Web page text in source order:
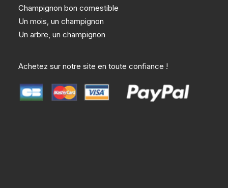
Champignon bon comestible
Un mois, un champignon
Un arbre, un champignon
Achetez sur notre site en toute confiance !